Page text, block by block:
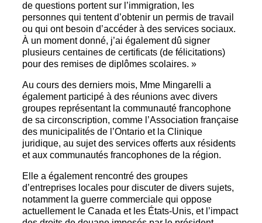
de questions portent sur l’immigration, les
personnes qui tentent d’obtenir un permis de travail
ou qui ont besoin d’accéder à des services sociaux.
À un moment donné, j’ai également dû signer
plusieurs centaines de certificats (de félicitations)
pour des remises de diplômes scolaires. »
Au cours des derniers mois, Mme Mingarelli a
également participé à des réunions avec divers
groupes représentant la communauté francophone
de sa circonscription, comme l’Association française
des municipalités de l’Ontario et la Clinique
juridique, au sujet des services offerts aux résidents
et aux communautés francophones de la région.
Elle a également rencontré des groupes
d’entreprises locales pour discuter de divers sujets,
notamment la guerre commerciale qui oppose
actuellement le Canada et les États-Unis, et l’impact